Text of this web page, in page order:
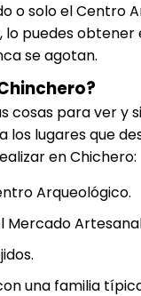
o solo el Centro
lo puedes
se agotan.
cosas para ver y
los lugares que
en Chichero:
Arqueológico.
Mercado
una familia